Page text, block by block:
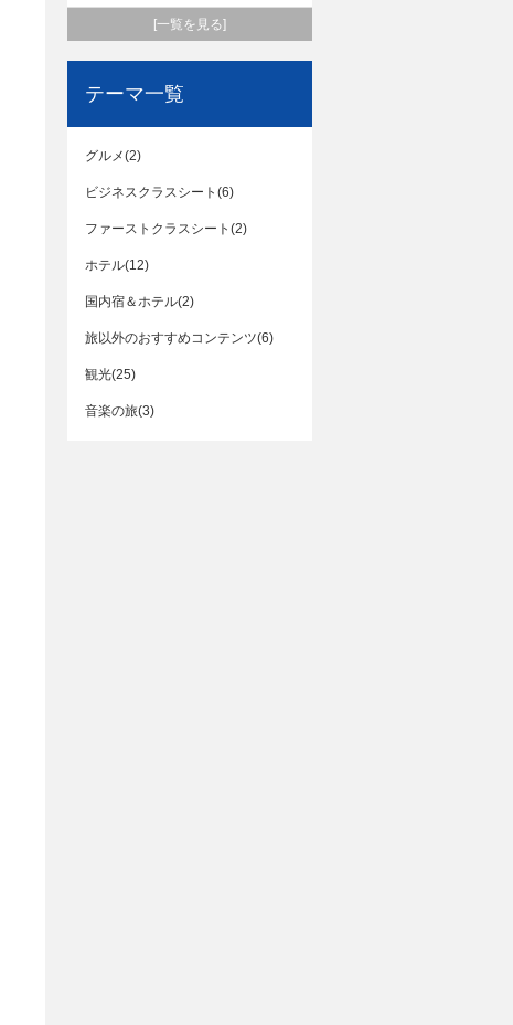
[一覧を見る]
テーマ一覧
グルメ(2)
ビジネスクラスシート(6)
ファーストクラスシート(2)
ホテル(12)
国内宿＆ホテル(2)
旅以外のおすすめコンテンツ(6)
観光(25)
音楽の旅(3)